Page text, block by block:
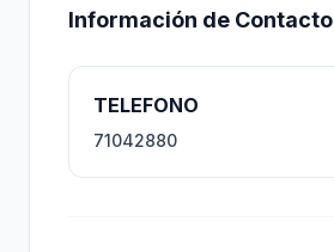
Información de Contacto
TELEFONO
71042880